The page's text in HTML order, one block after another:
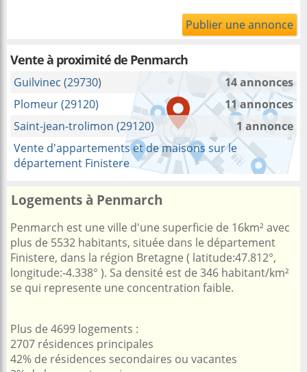
Publier une annonce
Vente à proximitéde Penmarch
Guilvinec (29730)
14 annonces
Plomeur (29120)
11 annonces
Saint-jean-trolimon (29120)
1 annonce
Vente d'appartements et de maisons sur le
département Finistere
Logements à Penmarch
Penmarch est une ville d'une superficie de 16km² avec
plus de 5532 habitants, située dans le département
Finistere, dans la région Bretagne ( latitude:47.812°,
longitude:-4.338° ). Sa densité est de 346 habitant/km²
se qui represente une concentration faible.
Plus de 4699 logements :
2707 résidences principales
42% de résidences secondaires ou vacantes